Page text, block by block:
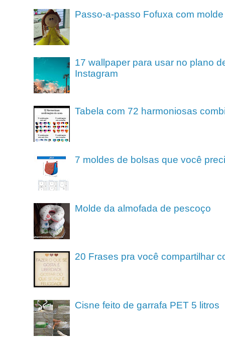
Passo-a-passo Fofuxa com molde
17 wallpaper para usar no plano
Instagram
Tabela com 72 harmoniosas
7 moldes de bolsas que você
Molde da almofada de pescoço
20 Frases pra você compartilhar
Cisne feito de garrafa PET 5 litros